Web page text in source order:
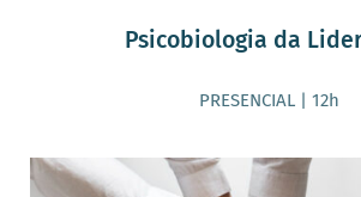
Psicobiologia da
PRESENCIAL | 12h